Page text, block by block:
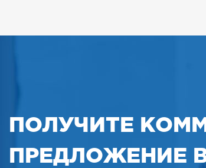
ПОЛУЧИТЕ
ПРЕДЛОЖЕНИЕ